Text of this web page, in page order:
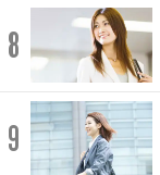
8
9